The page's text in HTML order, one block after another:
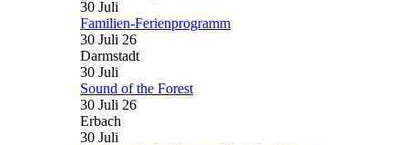
30 Juli
Familien-Ferienprogramm
30 Juli 26
Darmstadt
30 Juli
Sound of the Forest
30 Juli 26
Erbach
30 Juli